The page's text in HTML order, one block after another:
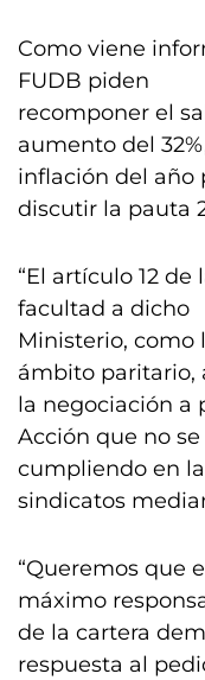
Como viene
FUDB piden
recomponer el
aumento del
inflación del año
discutir la pauta
“El artículo 12 de
facultad a dicho
Ministerio, como
ámbito paritario,
la negociación a
Acción que no
cumpliendo en
sindicatos
“Queremos que
máximo
de la cartera
respuesta al